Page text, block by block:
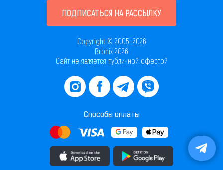
ПОДПИСАТЬСЯ НА РАССЫЛКУ
Copyright © 2005–2026
Bronix 2026
Сайт не является публичной офертой
Способы оплаты
Скачать приложение в AppStore Скачать приложение в PlayMarket